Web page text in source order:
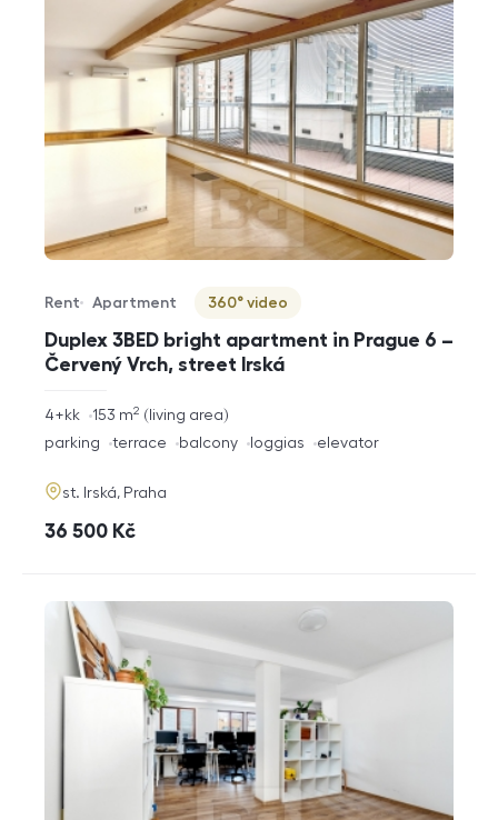
Duplex 3BED bright apartment in Prague 6 –
Červený Vrch, street Irská
Offer type
Rent
Property type
Apartment
Virtuální prohlídka
360° video
rozměry
4+kk living area
153 m2
funkce
parking terrace balcony loggias elevator
adresa
st. Irská, Praha
cena
36 500 Kč